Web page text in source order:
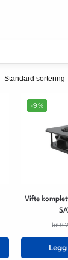
-9%
Vifte
kr8